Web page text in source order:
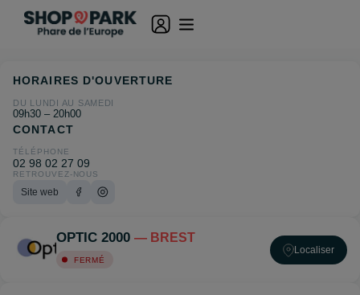
OPTIC 2000 — BREST
FERMÉ
Localiser
HORAIRES D'OUVERTURE
DU LUNDI AU SAMEDI
09h30 – 20h00
CONTACT
TÉLÉPHONE
02 98 02 27 09
RETROUVEZ-NOUS
Site web